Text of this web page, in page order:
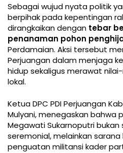
Sebagai wujud nyata politik
berpihak pada kepentingan
dirangkaikan dengan tebar
penanaman pohon
Perdamaian. Aksi tersebut
Perjuangan dalam menjaga
hidup sekaligus merawat
lokal.
Ketua DPC PDI Perjuangan
Mulyani, menegaskan bahwa
Megawati Sukarnoputri
seremonial, melainkan
penguatan militansi kader